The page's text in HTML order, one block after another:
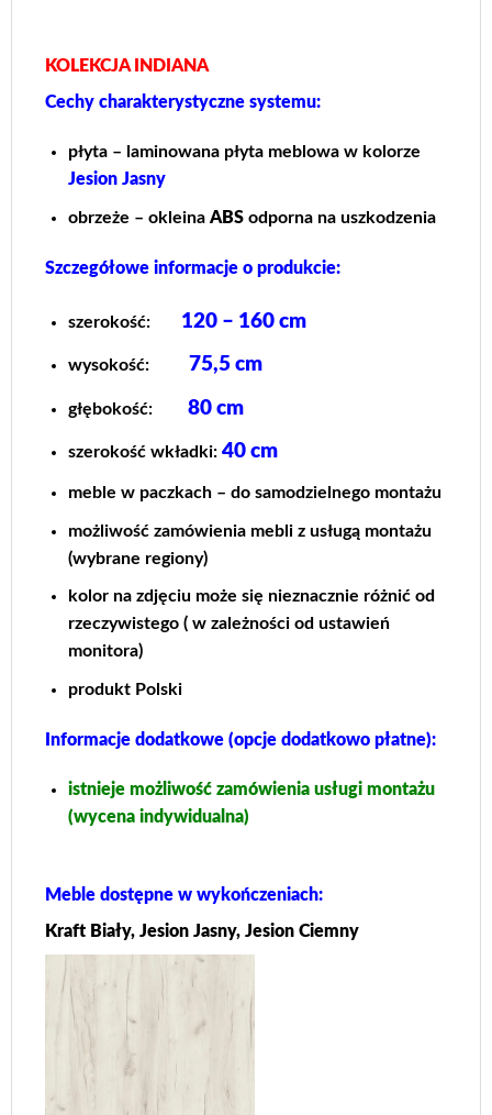
KOLEKCJA INDIANA
Cechy charakterystyczne systemu:
płyta – laminowana płyta meblowa w kolorze
Jesion Jasny
obrzeże – okleina ABS odporna na uszkodzenia
Szczegółowe informacje o produkcie:
szerokość: 120 – 160 cm
wysokość: 75,5 cm
głębokość: 80cm
szerokość wkładki: 40 cm
meble w paczkach – do samodzielnego montażu
możliwość zamówienia mebli z usługą montażu
(wybrane regiony)
kolor na zdjęciu może się nieznacznie różnić od
rzeczywistego ( w zależności od ustawień
monitora)
produkt Polski
Informacje dodatkowe (opcje dodatkowo płatne):
istnieje możliwość zamówienia usługi montażu
(wycena indywidualna)
Meble dostępne w wykończeniach:
Kraft Biały, Jesion Jasny, Jesion Ciemny